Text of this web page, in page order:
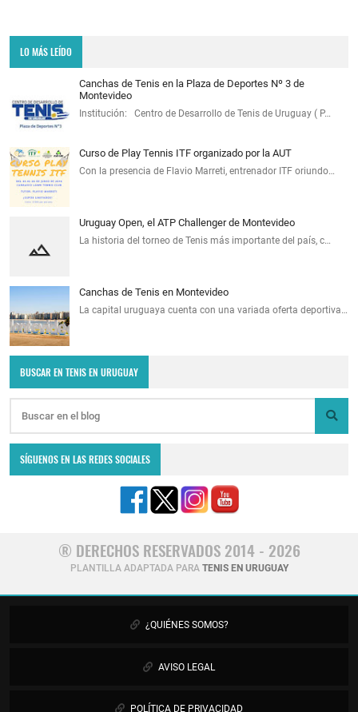
LO MÁS LEÍDO
Canchas de Tenis en la Plaza de Deportes Nº 3 de
Montevideo
Institución: Centro de Desarrollo de Tenis de Uruguay ( P…
Curso de Play Tennis ITF organizado por la AUT
Con la presencia de Flavio Marreti, entrenador ITF oriundo…
Uruguay Open, el ATP Challenger de Montevideo
La historia del torneo de Tenis más importante del país, c…
Canchas de Tenis en Montevideo
La capital uruguaya cuenta con una variada oferta deportiva…
BUSCAR EN TENIS EN URUGUAY
SÍGUENOS EN LAS REDES SOCIALES
® DERECHOS RESERVADOS 2014 - 2026
PLANTILLA ADAPTADA PARA TENIS EN URUGUAY
¿QUIÉNES SOMOS?
AVISO LEGAL
POLÍTICA DE PRIVACIDAD